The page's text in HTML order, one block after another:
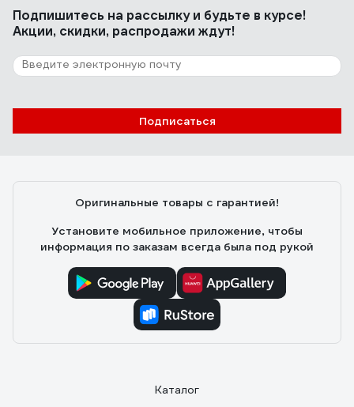
Подпишитесь на рассылкуи будьте в курсе!
Акции, скидки, распродажи ждут!
Подписаться
Оригинальные товары с гарантией!
Установите мобильное приложение, чтобы
информация по заказам всегда была под рукой
Каталог